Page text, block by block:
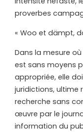
proverbes
« Woo et dämpt,
Dans la mesure
est sans moyens
appropriée, elle
juridictions, ultime
recherche sans
œuvre par le
information du